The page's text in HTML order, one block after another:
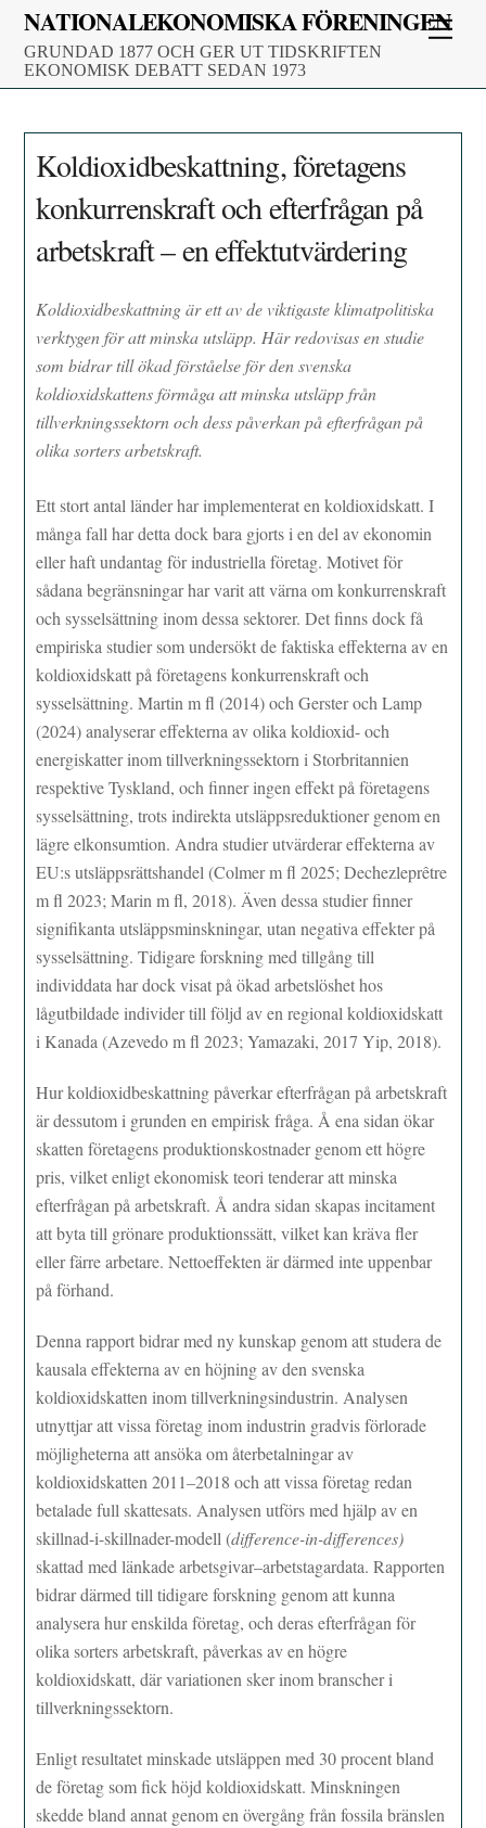
Skip
content
NATIONALEKONOMISKA FÖRENINGEN
GRUNDAD 1877 OCH GER UT TIDSKRIFTEN
EKONOMISK DEBATT SEDAN 1973
Koldioxidbeskattning, företagens
konkurrenskraft och efterfrågan på
arbetskraft – en effektutvärdering
Koldioxidbeskattning är ett av de viktigaste klimatpolitiska
verktygen för att minska utsläpp. Här redovisas en studie
som bidrar till ökad förståelse för den svenska
koldioxidskattens förmåga att minska utsläpp från
tillverkningssektorn och dess påverkan på efterfrågan på
olika sorters arbetskraft.
Ett stort antal länder har implementerat en koldioxidskatt. I
många fall har detta dock bara gjorts i en del av ekonomin
eller haft undantag för industriella företag. Motivet för
sådana begränsningar har varit att värna om konkurrenskraft
och sysselsättning inom dessa sektorer. Det finns dock få
empiriska studier som undersökt de faktiska effekterna av en
koldioxidskatt på företagens konkurrenskraft och
sysselsättning. Martin m fl (2014) och Gerster och Lamp
(2024) analyserar effekterna av olika koldioxid- och
energiskatter inom tillverkningssektorn i Storbritannien
respektive Tyskland, och finner ingen effekt på företagens
sysselsättning, trots indirekta utsläppsreduktioner genom en
lägre elkonsumtion. Andra studier utvärderar effekterna av
EU:s utsläppsrättshandel (Colmer m fl 2025; Dechezleprêtre
m fl 2023; Marin m fl, 2018). Även dessa studier finner
signifikanta utsläppsminskningar, utan negativa effekter på
sysselsättning. Tidigare forskning med tillgång till
individdata har dock visat på ökad arbetslöshet hos
lågutbildade individer till följd av en regional koldioxidskatt
i Kanada (Azevedo m fl 2023; Yamazaki, 2017 Yip, 2018).
Hur koldioxidbeskattning påverkar efterfrågan på arbetskraft
är dessutom i grunden en empirisk fråga. Å ena sidan ökar
skatten företagens produktionskostnader genom ett högre
pris, vilket enligt ekonomisk teori tenderar att minska
efterfrågan på arbetskraft. Å andra sidan skapas incitament
att byta till grönare produktionssätt, vilket kan kräva fler
eller färre arbetare. Nettoeffekten är därmed inte uppenbar
på förhand.
Denna rapport bidrar med ny kunskap genom att studera de
kausala effekterna av en höjning av den svenska
koldioxidskatten inom tillverkningsindustrin. Analysen
utnyttjar att vissa företag inom industrin gradvis förlorade
möjligheterna att ansöka om återbetalningar av
koldioxidskatten 2011–2018 och att vissa företag redan
betalade full skattesats. Analysen utförs med hjälp av en
skillnad-i-skillnader-modell (difference-in-differences)
skattad med länkade arbetsgivar–arbetstagardata. Rapporten
bidrar därmed till tidigare forskning genom att kunna
analysera hur enskilda företag, och deras efterfrågan för
olika sorters arbetskraft, påverkas av en högre
koldioxidskatt, där variationen sker inom branscher i
tillverkningssektorn.
Enligt resultatet minskade utsläppen med 30 procent bland
de företag som fick höjd koldioxidskatt. Minskningen
skedde bland annat genom en övergång från fossila bränslen